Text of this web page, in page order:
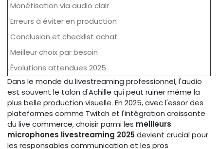
Monétisation via audio clair
Erreurs à éviter en production
Conclusion et checklist achat
Meilleur choix par besoin
Évolutions attendues 2025
Dans le monde du livestreaming professionnel, l'audio
est souvent le talon d'Achille qui peut ruiner même la
plus belle production visuelle. En 2025, avec l'essor des
plateformes comme Twitch et l'intégration croissante
du live commerce, choisir parmi les meilleurs
microphones livestreaming 2025devient crucial pour
les responsables communication et les pros